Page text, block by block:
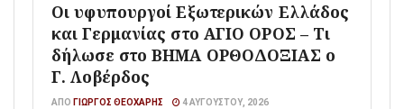
Οι υφυπουργοί Εξωτερικών Ελλάδος
και Γερμανίας στο ΑΓΙΟ ΟΡΟΣ – Τι
δήλωσε στο ΒΗΜΑ ΟΡΘΟΔΟΞΙΑΣ ο
Γ. Λοβέρδος
ΑΠΌ ΓΙΏΡΓΟΣ ΘΕΟΧΆΡΗΣ 4 ΑΥΓΟΎΣΤΟΥ, 2026